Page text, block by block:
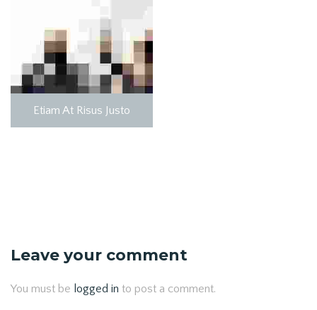
Etiam At Risus Justo
Leave your comment
You must be logged in to post a comment.